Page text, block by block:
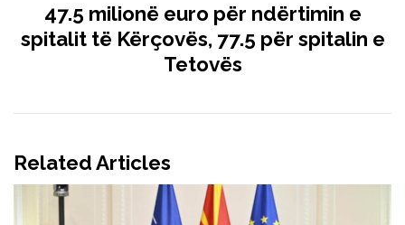
47.5 milionë euro për ndërtimin e
spitalit të Kërçovës, 77.5 për spitalin e
Tetovës
Related Articles